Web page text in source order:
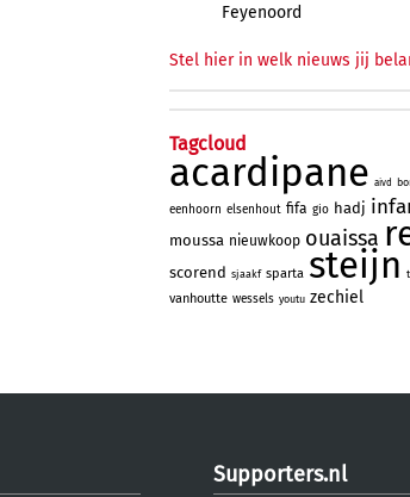
Feyenoord
Stel hier in welk nieuws jij
Tagcloud
acardipane aivd
eenhoorn elsenhout fifa gio hadj
moussa nieuwkoop ouaissa
scorend sjaakf sparta steijn
vanhoutte wessels youtu zechiel
Supporters.nl